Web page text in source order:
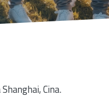
Shanghai, Cina.